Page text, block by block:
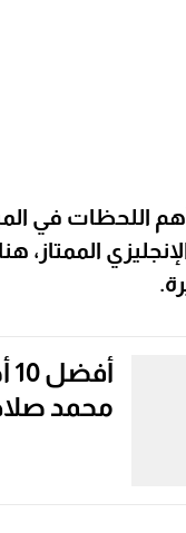
اللحظات في
الممتاز،
محمد